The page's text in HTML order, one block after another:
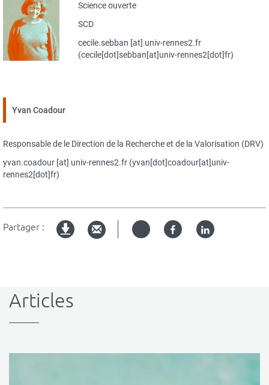
Science ouverte
SCD
cecile.sebban [at] univ-rennes2.fr
(cecile[dot]sebban[at]univ-rennes2[dot]fr)
Yvan Coadour
Responsable de le Direction de la Recherche et de la Valorisation (DRV)
yvan.coadour [at] univ-rennes2.fr (yvan[dot]coadour[at]univ-
rennes2[dot]fr)
Partager : Twitter FacebookLinked
Articles